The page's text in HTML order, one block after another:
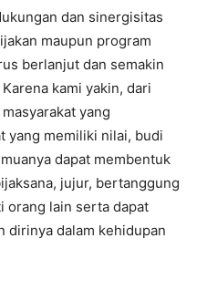
dan sinergisitas
maupun program
berlanjut dan semakin
kami yakin, dari
yang
yang memiliki nilai, budi
dapat membentuk
jujur, bertanggung
orang lain serta dapat
dirinya dalam kehidupan